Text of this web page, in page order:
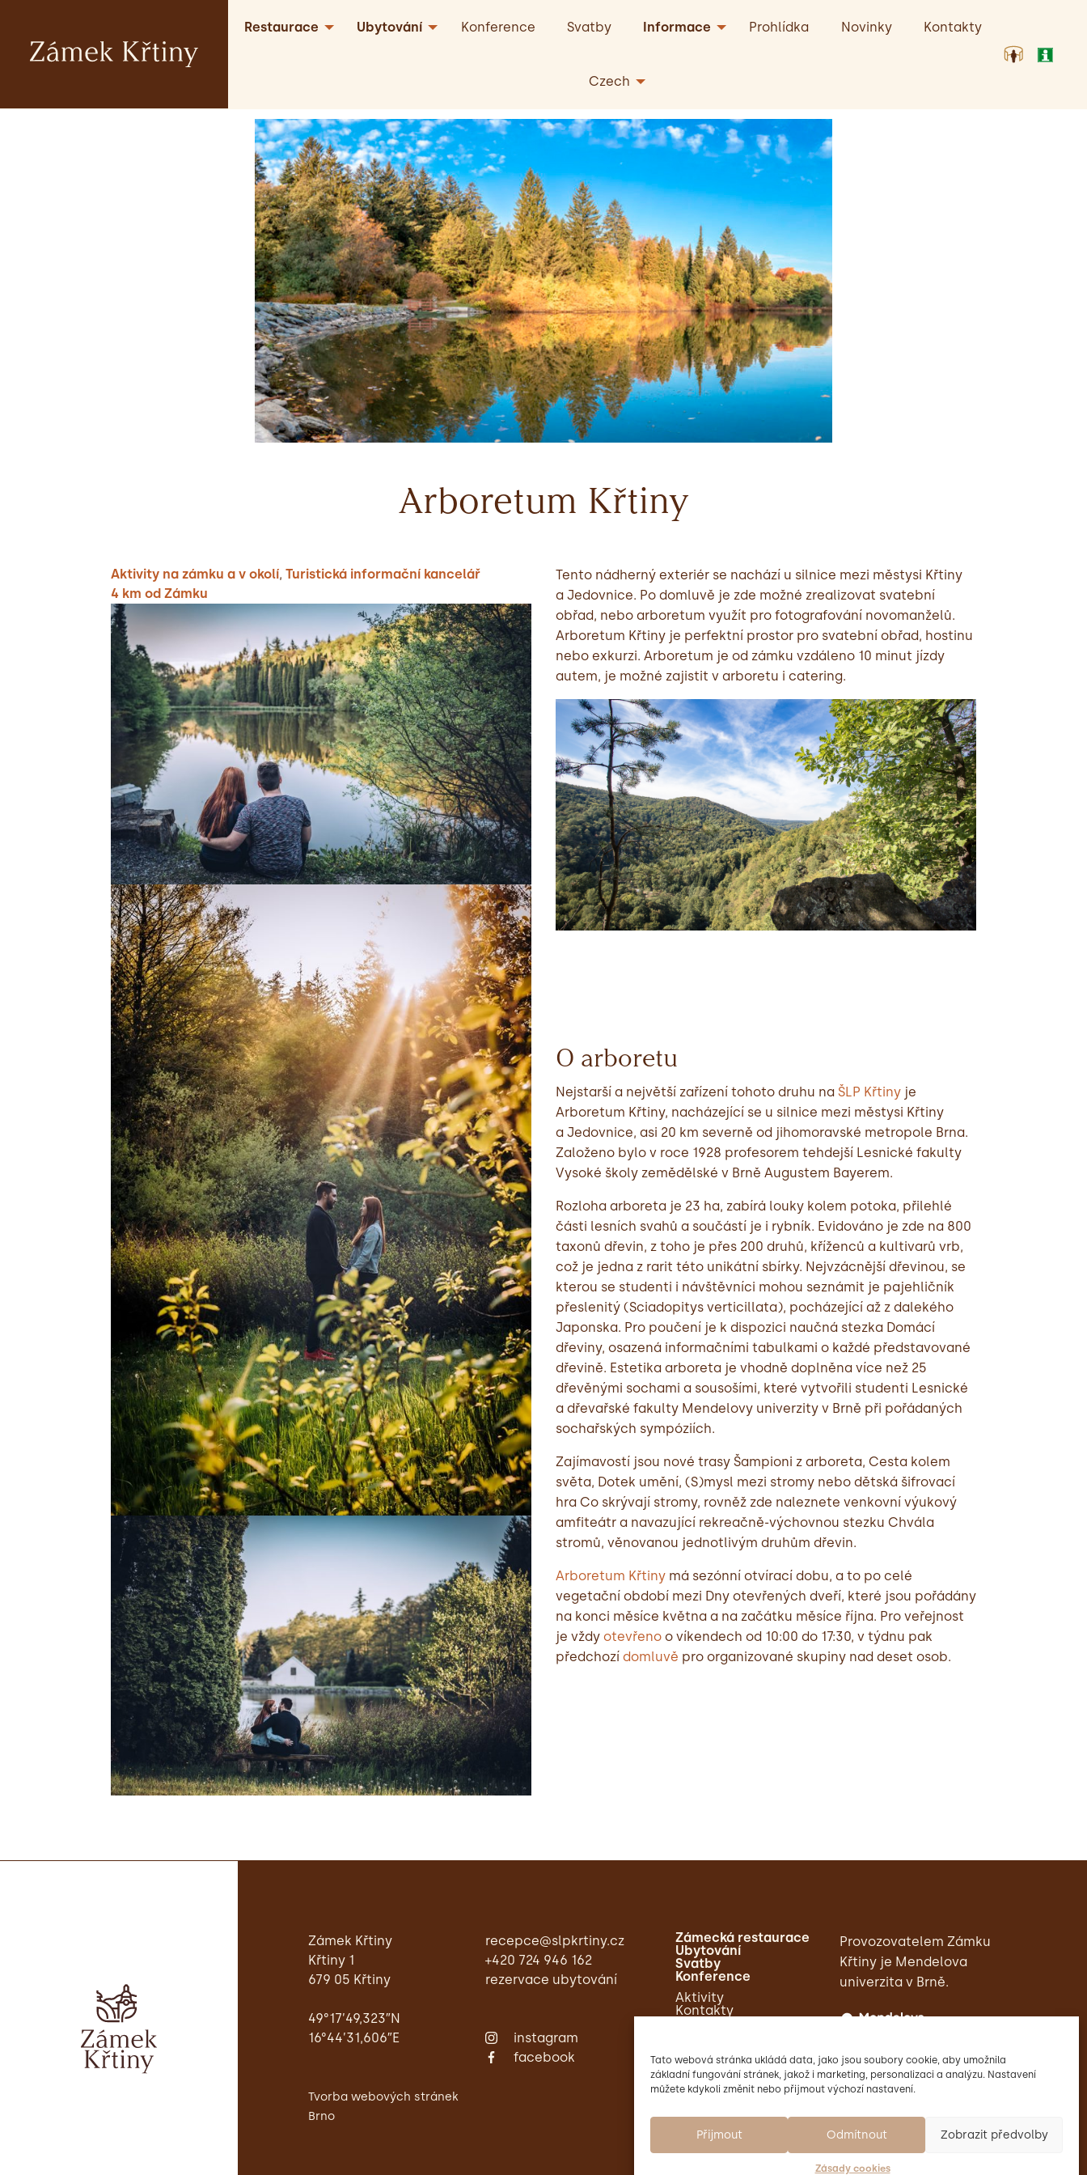
Tato webová stránka ukládá data, jako jsou soubory cookie, aby umožnila
základní fungování stránek, jakož i marketing, personalizaci a analýzu. Nastavení
můžete kdykoli změnit nebo přijmout výchozí nastavení.
Přijmout Odmítnout Zobrazit předvolby
Zásady cookies
Restaurace Ubytování Konference Svatby Informace Prohlídka Novinky Kontakty
Czech
Arboretum Křtiny
Aktivity na zámku a v okolí, Turistická informační kancelář
4 km od Zámku
Tento nádherný exteriér se nachází u silnice mezi městysi Křtiny
a Jedovnice. Po domluvě je zde možné zrealizovat svatební
obřad, nebo arboretum využít pro fotografování novomanželů.
Arboretum Křtiny je perfektní prostor pro svatební obřad, hostinu
nebo exkurzi. Arboretum je od zámku vzdáleno 10 minut jízdy
autem, je možné zajistit v arboretu i catering.
O arboretu
Nejstarší a největší zařízení tohoto druhu na ŠLP Křtiny je
Arboretum Křtiny, nacházející se u silnice mezi městysi Křtiny
a Jedovnice, asi 20 km severně od jihomoravské metropole Brna.
Založeno bylo v roce 1928 profesorem tehdejší Lesnické fakulty
Vysoké školy zemědělské v Brně Augustem Bayerem.
Rozloha arboreta je 23 ha, zabírá louky kolem potoka, přilehlé
části lesních svahů a součástí je i rybník. Evidováno je zde na 800
taxonů dřevin, z toho je přes 200 druhů, kříženců a kultivarů vrb,
což je jedna z rarit této unikátní sbírky. Nejvzácnější dřevinou, se
kterou se studenti i návštěvníci mohou seznámit je pajehličník
přeslenitý (Sciadopitys verticillata), pocházející až z dalekého
Japonska. Pro poučení je k dispozici naučná stezka Domácí
dřeviny, osazená informačními tabulkami o každé představované
dřevině. Estetika arboreta je vhodně doplněna více než 25
dřevěnými sochami a sousošími, které vytvořili studenti Lesnické
a dřevařské fakulty Mendelovy univerzity v Brně při pořádaných
sochařských sympóziích.
Zajímavostí jsou nové trasy Šampioni z arboreta, Cesta kolem
světa, Dotek umění, (S)mysl mezi stromy nebo dětská šifrovací
hra Co skrývají stromy, rovněž zde naleznete venkovní výukový
amfiteátr a navazující rekreačně-výchovnou stezku Chvála
stromů, věnovanou jednotlivým druhům dřevin.
Arboretum Křtiny má sezónní otvírací dobu, a to po celé
vegetační období mezi Dny otevřených dveří, které jsou pořádány
na konci měsíce května a na začátku měsíce října. Pro veřejnost
je vždy otevřeno o víkendech od 10:00 do 17:30, v týdnu pak
předchozí domluvě pro organizované skupiny nad deset osob.
Zámek Křtiny
Křtiny 1
679 05 Křtiny
49°17’49,323″N
16°44’31,606″E
Tvorba webových stránek
Brno
recepce@slpkrtiny.cz
+420 724 946 162
rezervace ubytování
instagram
facebook
Zámecká restaurace
Ubytování
Svatby
Konference
Aktivity
Kontakty
Provozovatelem Zámku
Křtiny je Mendelova
univerzita v Brně.